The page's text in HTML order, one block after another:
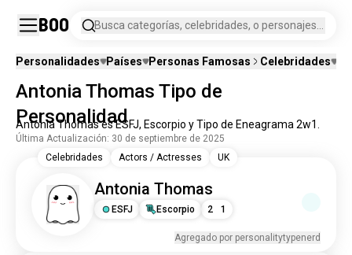
Boo
Busca categorías, celebridades, o personajes
Personalidades Países Personas Famosas Celebridades
Antonia Thomas Tipo de
Personalidad
Antonia Thomas es ESFJ, Escorpio y Tipo de Eneagrama 2w1.
Última Actualización: 30 de septiembre de 2025
Antonia Thomas
ESFJ Escorpio 2 1
Celebridades Actors / Actresses UK
Agregado por personalitytypenerd